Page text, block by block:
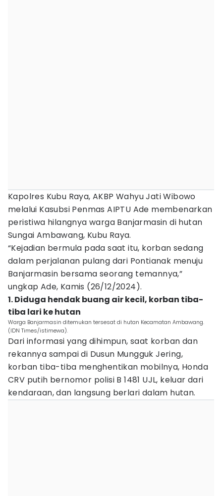
Kapolres Kubu Raya, AKBP Wahyu Jati Wibowo
melalui Kasubsi Penmas AIPTU Ade membenarkan
peristiwa hilangnya warga Banjarmasin di hutan
Sungai Ambawang, Kubu Raya.
“Kejadian bermula pada saat itu, korban sedang
dalam perjalanan pulang dari Pontianak menuju
Banjarmasin bersama seorang temannya,”
ungkap Ade, Kamis (26/12/2024).
1. Diduga hendak buang air kecil, korban tiba-
tiba lari ke hutan
Warga Banjarmasin ditemukan tersesat di hutan Kecamatan Ambawang.
(IDN Times/istimewa).
Dari informasi yang dihimpun, saat korban dan
rekannya sampai di Dusun Mungguk Jering,
korban tiba-tiba menghentikan mobilnya, Honda
CRV putih bernomor polisi B 1481 UJL, keluar dari
kendaraan, dan langsung berlari dalam hutan.